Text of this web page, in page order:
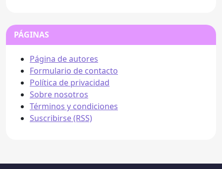
PÁGINAS
Página de autores
Formulario de contacto
Política de privacidad
Sobre nosotros
Términos y condiciones
Suscribirse (RSS)